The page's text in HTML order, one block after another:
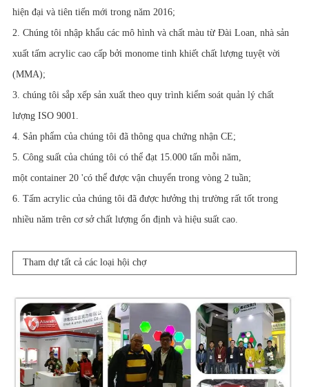
hiện đại và tiên tiến mới trong năm 2016;
2. Chúng tôi nhập khẩu các mô hình và chất màu từ Đài Loan, nhà sản
xuất tấm acrylic cao cấp bởi monome tinh khiết chất lượng tuyệt vời
(MMA);
3. chúng tôi sắp xếp sản xuất theo quy trình kiểm soát quản lý chất
lượng ISO 9001.
4. Sản phẩm của chúng tôi đã thông qua chứng nhận CE;
5. Công suất của chúng tôi có thể đạt 15.000 tấn mỗi năm,
một container 20 'có thể được vận chuyển trong vòng 2 tuần;
6. Tấm acrylic của chúng tôi đã được hưởng thị trường rất tốt trong
nhiều năm trên cơ sở chất lượng ổn định và hiệu suất cao.
Tham dự tất cả các loại hội chợ